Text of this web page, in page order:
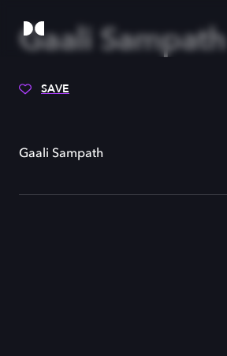
Gaali Sampath
SAVE
Gaali Sampath